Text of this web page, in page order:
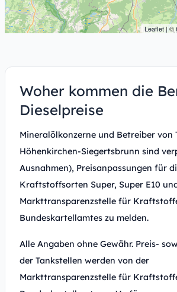
Leaflet | ©
Woher kommen die
Dieselpreise
Mineralölkonzerne und Betreiber von
Höhenkirchen-Siegertsbrunn sind
Ausnahmen), Preisanpassungen für
Kraftstoffsorten Super, Super E10
Markttransparenzstelle für
Bundeskartellamtes zu melden.
Alle Angaben ohne Gewähr. Preis-
der Tankstellen werden von der
Markttransparenzstelle für